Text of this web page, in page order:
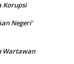
Korupsi
Negeri’
Wartawan